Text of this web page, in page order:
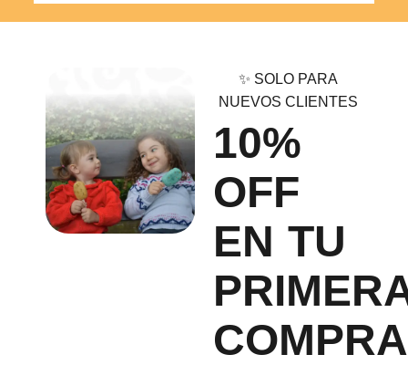
✨ SOLO PARA
NUEVOS CLIENTES
10%
OFF
EN TU
COMPRA